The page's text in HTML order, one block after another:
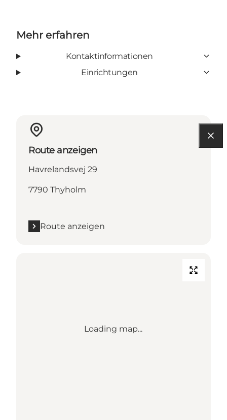
Mehr erfahren
Kontaktinformationen
Einrichtungen
Route anzeigen
Havrelandsvej 29
7790 Thyholm
Route anzeigen
Loading map...